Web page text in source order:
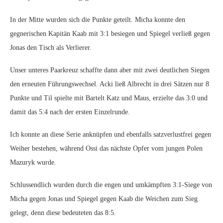
In der Mitte wurden sich die Punkte geteilt. Micha konnte den
gegnerischen Kapitän Kaab mit 3:1 besiegen und Spiegel verließ gegen
Jonas den Tisch als Verlierer.
Unser unteres Paarkreuz schaffte dann aber mit zwei deutlichen Siegen
den erneuten Führungswechsel. Acki ließ Albrecht in drei Sätzen nur 8
Punkte und Til spielte mit Bartelt Katz und Maus, erzielte das 3:0 und
damit das 5:4 nach der ersten Einzelrunde.
Ich konnte an diese Serie anknüpfen und ebenfalls satzverlustfrei gegen
Weiher bestehen, während Ossi das nächste Opfer vom jungen Polen
Mazuryk wurde.
Schlussendlich wurden durch die engen und umkämpften 3:1-Siege von
Micha gegen Jonas und Spiegel gegen Kaab die Weichen zum Sieg
gelegt, denn diese bedeuteten das 8:5.